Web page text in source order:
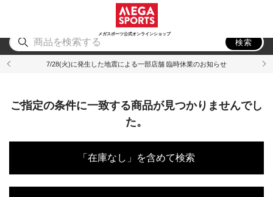
メガスポーツ公式オンラインショップ
アウトドア
検索
7/28(火)に発生した地震による一部店舗 臨時休業のお知らせ
ご指定の条件に一致する商品が見つかりませんでし
た。
「在庫なし」を含めて検索